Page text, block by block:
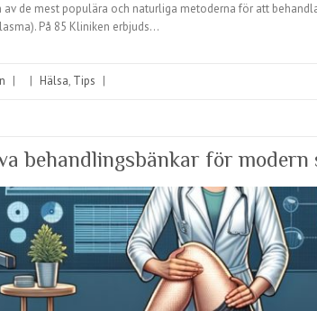
av de mest populära och naturliga metoderna för att
På 85 Kliniken erbjuds…
| | Hälsa, Tips |
behandlingsbänkar för modern